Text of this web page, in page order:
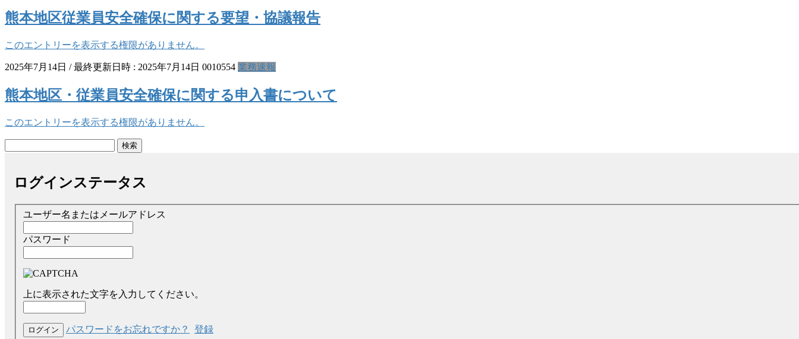
熊本地区従業員安全確保に関する要望・協議報告
このエントリーを表示する権限がありません。
2025年7月14日 / 最終更新日時 : 2025年7月14日 0010554 業務速報
熊本地区・従業員安全確保に関する申入書について
このエントリーを表示する権限がありません。
ログインステータス
ユーザー名またはメールアドレス
パスワード
上に表示された文字を入力してください。
パスワードをお忘れですか？ 登録